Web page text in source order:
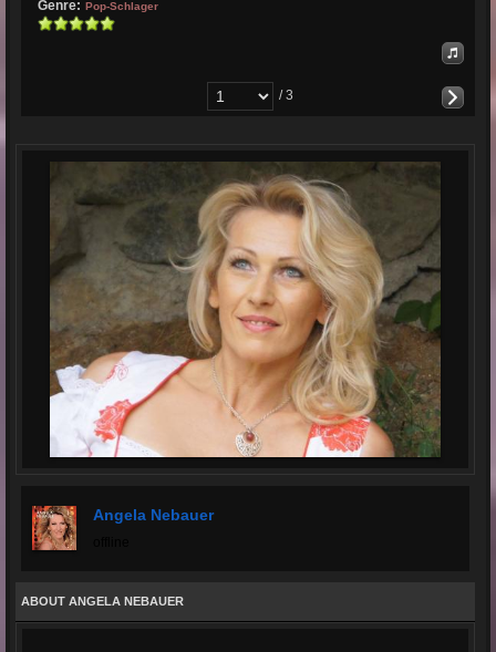
Genre: Pop-Schlager
/ 3
Angela Nebauer
ABOUT ANGELA NEBAUER